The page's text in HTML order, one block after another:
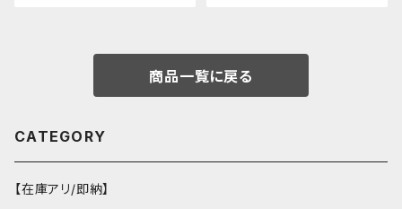
商品一覧に戻る
CATEGORY
【在庫アリ/即納】